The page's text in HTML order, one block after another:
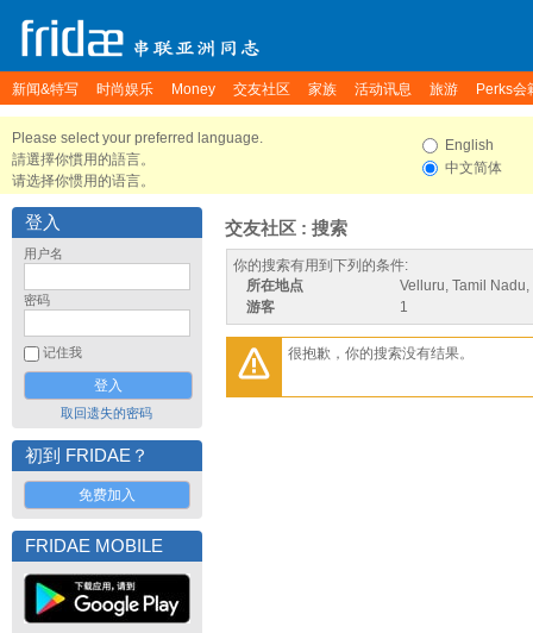
新闻&特写 时尚娱乐 Money 交友社区 家族 活动讯息 旅游 Perks会
Please select your preferred language.
請選擇你慣用的語言。
请选择你惯用的语言。
English
中文简体
登入
用户名
密码
记住我
取回遗失的密码
初到 FRIDAE？
免费加入
FRIDAE MOBILE
交友社区 : 搜索
你的搜索有用到下列的条件:
所在地点
Velluru, Tamil Nadu,
游客
1
很抱歉，你的搜索没有结果。